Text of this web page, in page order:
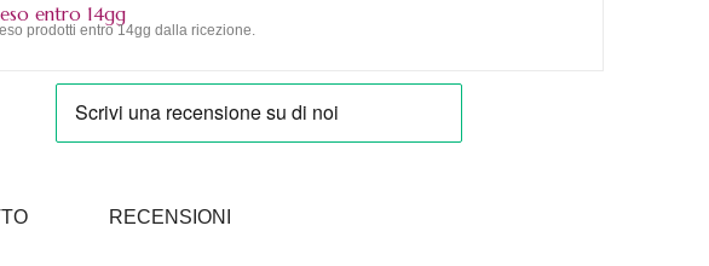
entro 14gg
prodotti entro 14gg dalla ricezione.
RECENSIONI